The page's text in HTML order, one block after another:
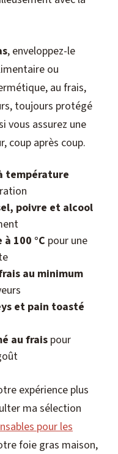
, enveloppez-le
ou
au frais,
toujours protégé
vous assurez une
coup après coup.
température
poivre et alcool
100 °C pour une
au minimum
et pain toasté
au frais pour
expérience plus
ma sélection
pour les
foie gras maison,